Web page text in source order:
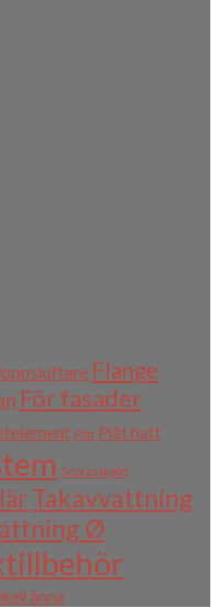
Flange
För fasader
Plåt Plåt hatt
Snörasskydd
Takavvattning
Ø